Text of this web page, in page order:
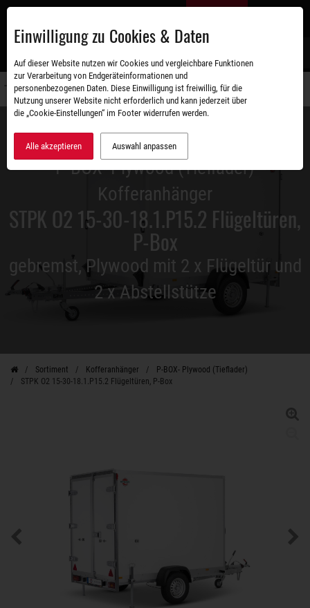
Zum
P-BOX- Plywood (Tieflader)
Kofferanhänger
STPK O2 15-30-18.1.P15.2 Flügeltüren,
P-Box
gebremst, Plywood mit 2 x Flügeltür und
2 x Abstellstütze
Sortiment Kofferanhänger
P-BOX- Plywood (Tieflader)
STPK O2 15-30-18.1.P15.2 Flügeltüren, P-Box
Einwilligung zu Cookies & Daten
Auf dieser Website nutzen wir Cookies und vergleichbare Funktionen
zur Verarbeitung von Endgeräteinformationen und
personenbezogenen Daten. Diese Einwilligung ist freiwillig, für die
Nutzung unserer Website nicht erforderlich und kann jederzeit über
die „Cookie-Einstellungen“ im Footer widerrufen werden.
Alle akzeptieren Auswahl anpassen